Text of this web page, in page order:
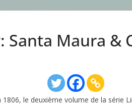
Santa Maura &
1806, le deuxième volume de la série